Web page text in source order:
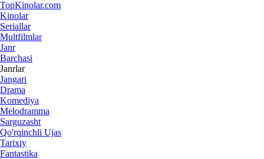
TopKinolar.com
Kinolar
Seriallar
Multfilmlar
Janr
Barchasi
Janrlar
Jangari
Drama
Komediya
Melodramma
Sarguzasht
Qo'rqinchli Ujas
Tarixiy
Fantastika